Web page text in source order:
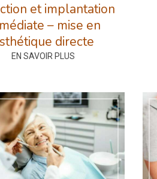
et implantation
– mise en
directe
EN SAVOIR PLUS